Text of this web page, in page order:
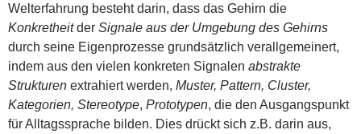
Welterfahrung besteht darin, dass das Gehirn die
Konkretheitder Signale aus der Umgebung des Gehirns
durch seine Eigenprozesse grundsätzlich verallgemeinert,
indem aus den vielen konkreten Signalen abstrakte
Strukturen extrahiert werden, Muster, Pattern, Cluster,
Kategorien, Stereotype, Prototypen, die den Ausgangspunkt
für Alltagssprache bilden. Dies drückt sich z.B. darin aus,